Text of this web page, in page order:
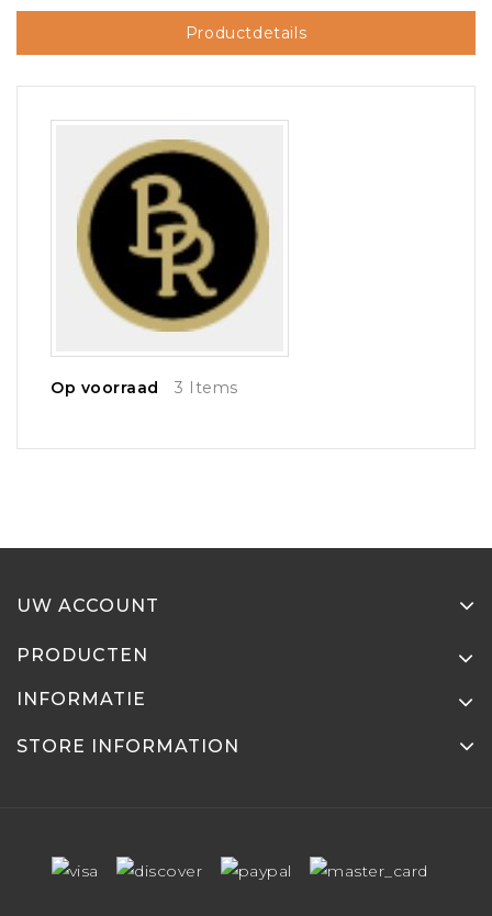
Productdetails
Op voorraad 3 Items
UW ACCOUNT
PRODUCTEN
INFORMATIE
STORE INFORMATION